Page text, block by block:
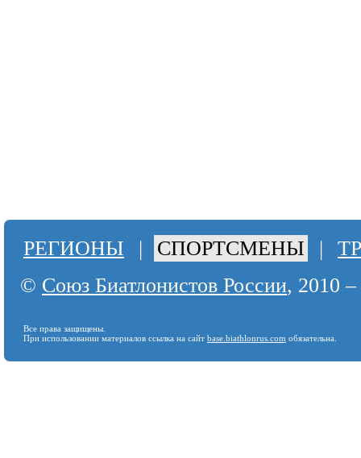
РЕГИОНЫ | СПОРТСМЕНЫ |
© Союз Биатлонистов России, 2010
Все права защищены.
При использовании материалов ссылка на сайт base.biathlonrus.com обязательна.